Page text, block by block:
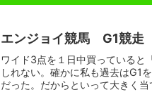
エンジョイ競馬 G1競走
ワイド3点を１日中買っていると
しれない。確かに私も過去はG1
だった。だからといって大きく